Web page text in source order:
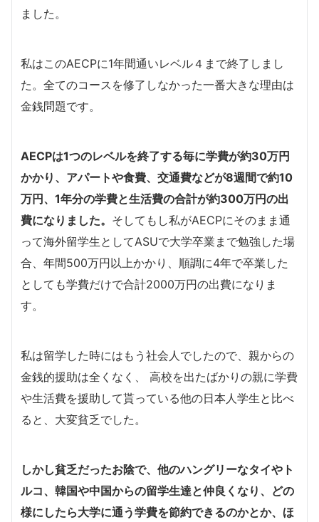
ました。
私はこのAECPに1年間通いレベル４まで終了しまし
た。全てのコースを修了しなかった一番大きな理由は
金銭問題です。
AECPは1つのレベルを終了する毎に学費が約30万円
かかり、アパートや食費、交通費などが8週間で約10
万円、1年分の学費と生活費の合計が約300万円の出
費になりました。 そしてもし私がAECPにそのまま通
って海外留学生としてASUで大学卒業まで勉強した場
合、年間500万円以上かかり、順調に4年で卒業した
としても学費だけで合計2000万円の出費になりま
す。
私は留学した時にはもう社会人でしたので、親からの
金銭的援助は全くなく、 高校を出たばかりの親に学費
や生活費を援助して貰っている他の日本人学生と比べ
ると、大変貧乏でした。
しかし貧乏だったお陰で、他のハングリーなタイやト
ルコ、韓国や中国からの留学生達と仲良くなり、どの
様にしたら大学に通う学費を節約できるのかとか、ほ